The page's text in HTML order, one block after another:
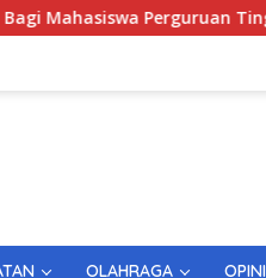
Tinggi Pesantren
OLAHRAGA OPINI